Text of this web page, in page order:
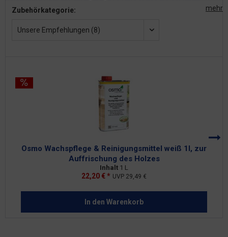
mehr
Zubehörkategorie:
Osmo Wachspflege & Reinigungsmittel weiß 1l, zur
Auffrischung des Holzes
Inhalt 1 L
22,20 € * UVP 29,49 €
In den Warenkorb